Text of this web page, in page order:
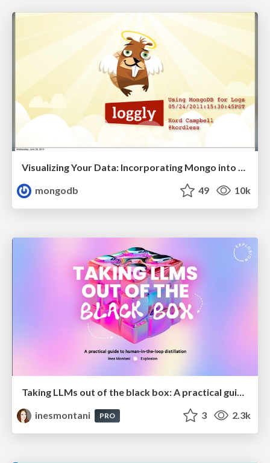
mongodb
49 10k
Taking LLMs out of the black box: A practical guide to human-in-the-loop distillation
inesmontani
PRO 3 2.3k